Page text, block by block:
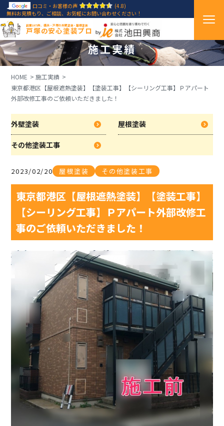
口コミ・お客様の声
(4.8)
無料お見積もり、ご相談、お気軽にお問い合わせください！
創業1971年、横浜・戸塚の外壁塗装・屋根塗装
戸塚の安心塗装プロ
施工実績
HOME
施工実績
東京都港区【屋根遮熱塗装】【塗装工事】【シーリング工事】Ｐアパート
外部改修工事のご依頼いただきました！
外壁塗装 屋根塗装
その他塗装工事
2023/02/20 屋根塗装 その他塗装工事
東京都港区【屋根遮熱塗装】【塗装工事】
【シーリング工事】Ｐアパート外部改修工
事のご依頼いただきました！